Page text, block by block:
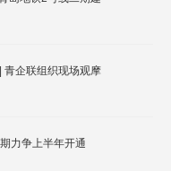
力争上半年开通